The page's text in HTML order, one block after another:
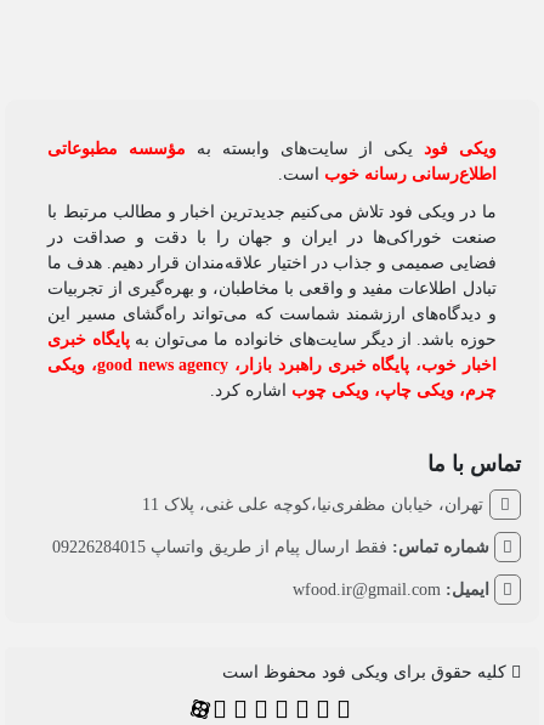
ویکی‌ فودیکی از سایت‌های وابسته به
مؤسسه مطبوعاتی
اطلاع‌رسانی رسانه خوباست.
ما در ویکی‌ فود تلاش می‌کنیم جدیدترین اخبار و مطالب مرتبط با
صنعت خوراکی‌ها در ایران و جهان را با دقت و صداقت در
فضایی صمیمی و جذاب در اختیار علاقه‌مندان قرار دهیم. هدف ما
تبادل اطلاعات مفید و واقعی با مخاطبان، و بهره‌گیری از تجربیات
و دیدگاه‌های ارزشمند شماست که می‌تواند راه‌گشای مسیر این
حوزه باشد. از دیگر سایت‌های خانواده ما می‌توان بهپایگاه خبری
اخبار خوب،پایگاه خبری راهبرد بازار ،good news agency،ویکی
چرم،ویکی چاپ،ویکی چوباشاره کرد.
تماس با ما
تهران، خیابان مظفری‌نیا،کوچه علی غنی، پلاک 11
شماره تماس:فقط ارسال پیام از طریق واتساپ 09226284015
ایمیل:wfood.ir@gmail.com
کلیه حقوق برای ویکی فود محفوظ است